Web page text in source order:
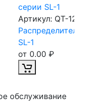
Артикул: QT-
Распределители
SL-1
от 0.00 ₽
обслуживание